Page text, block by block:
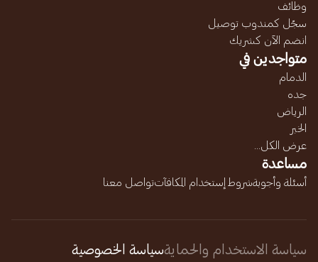
وظائف
سجّل كمندوب توصيل
انضم الآن كشريك
متواجدين في
الدمام
جده
الرياض
الخبر
عرض الكل...
مساعدة
أسئلة وأجوبةشروط إستخدام المكافآتتواصل معنا
سياسة الاستخدام والحمايةسياسة الخصوصية